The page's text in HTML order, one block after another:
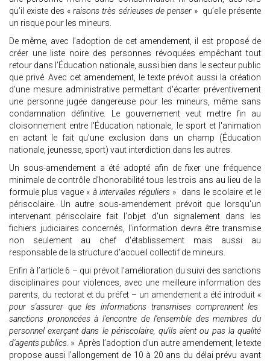
qu’il existe des « raisons très sérieuses de penser » qu’elle présente
un risque pour les mineurs.
De même, avec l’adoption de cet amendement, il est proposé de
créer une liste noire des personnes révoquées empêchant tout
retour dans l’Éducation nationale, aussi bien dans le secteur public
que privé. Avec cet amendement, le texte prévoit aussi la création
d'une mesure administrative permettant d'écarter préventivement
une personne jugée dangereuse pour les mineurs, même sans
condamnation définitive. Le gouvernement veut mettre fin au
cloisonnement entre l'Éducation nationale, le sport et l'animation
en actant le fait qu’une exclusion dans un champ (Éducation
nationale, jeunesse, sport) vaut interdiction dans les autres.
Un sous-amendement a été adopté afin de fixer une fréquence
minimale de contrôle d'honorabilité tous les trois ans au lieu de la
formule plus vague « à intervalles réguliers » dans le scolaire et le
périscolaire. Un autre sous-amendement prévoit que lorsqu'un
intervenant périscolaire fait l'objet d'un signalement dans les
fichiers judiciaires concernés, l'information devra être transmise
non seulement au chef d'établissement mais aussi au
responsable de la structure d'accueil collectif de mineurs.
Enfin à l’article 6 – qui prévoit l’amélioration du suivi des sanctions
disciplinaires pour violences, avec une meilleure information des
parents, du rectorat et du préfet – un amendement a été introduit «
pour s'assurer que les informations transmises comprennent les
sanctions prononcées à l'encontre de l'ensemble des membres du
personnel exerçant dans le périscolaire, qu'ils aient ou pas la qualité
d'agents publics. » Après l’adoption d’un autre amendement, le texte
propose aussi l’allongement de 10 à 20 ans du délai prévu avant